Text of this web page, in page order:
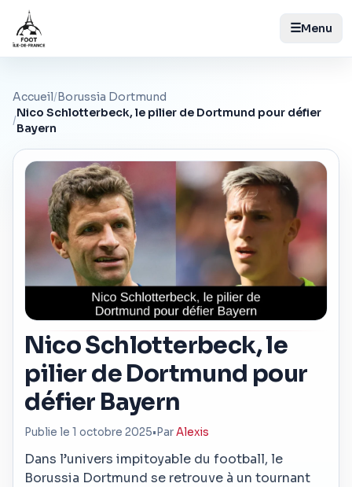
☰Menu
Accueil/Borussia Dortmund
/
Nico Schlotterbeck, le pilier de Dortmund pour défier
Bayern
Nico Schlotterbeck, le
pilier de Dortmund pour
défier Bayern
Publie le 1 octobre 2025• ParAlexis
Dans l’univers impitoyable du football, le
Borussia Dortmund se retrouve à un tournant